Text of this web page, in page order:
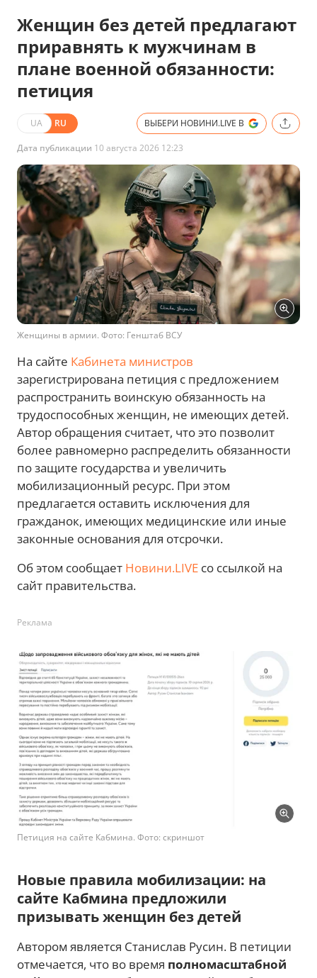
Женщин без детей предлагают
приравнять к мужчинам в
плане военной обязанности:
петиция
UA RU ВЫБЕРИ НОВИНИ.LIVE В
Дата публикации 10 августа 2026 12:23
Женщины в армии. Фото: Генштаб ВСУ
На сайте Кабинета министров
зарегистрирована петиция с предложением
распространить воинскую обязанность на
трудоспособных женщин, не имеющих детей.
Автор обращения считает, что это позволит
более равномерно распределить обязанности
по защите государства и увеличить
мобилизационный ресурс. При этом
предлагается оставить исключения для
гражданок, имеющих медицинские или иные
законные основания для отсрочки.
Об этом сообщает Новини.LIVE со ссылкой на
сайт правительства.
Реклама
Петиция на сайте Кабмина. Фото: скриншот
Новые правила мобилизации: на
сайте Кабмина предложили
призывать женщин без детей
Автором является Станислав Русин. В петиции
отмечается, что во время полномасштабной